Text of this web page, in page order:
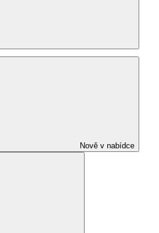
Nově v nabídce